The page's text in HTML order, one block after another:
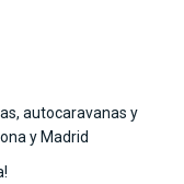
autocaravanas y
y Madrid